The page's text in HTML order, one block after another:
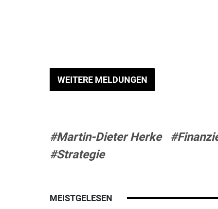
WEITERE MELDUNGEN
#Martin-Dieter Herke
#Strategie
MEISTGELESEN